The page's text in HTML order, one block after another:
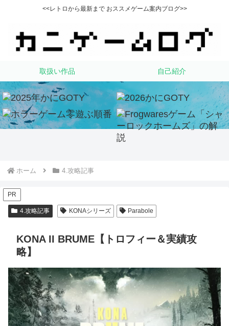
<<レトロから最新まで おススメゲーム案内ブログ>>
取扱い作品 自己紹介
ホーム 4.攻略記事
PR
4.攻略記事 KONAシリーズ Parabole
KONA II BRUME【トロフィー＆実績攻
略】